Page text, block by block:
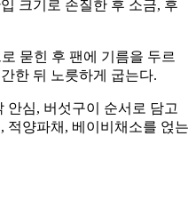
크기로 손질한 후 소금, 후
묻힌 후 팬에 기름을 두르
한 뒤 노릇하게 굽는다.
안심, 버섯구이 순서로 담고
적양파채, 베이비채소를 얹는